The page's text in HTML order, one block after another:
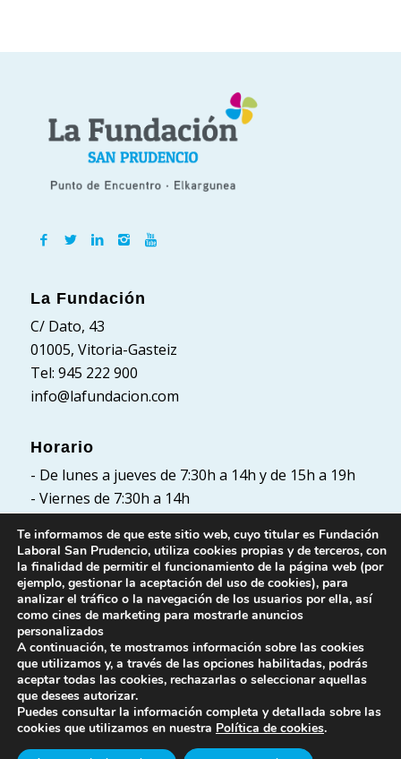
La Fundación
C/ Dato, 43
01005, Vitoria-Gasteiz
Tel: 945 222 900
info@lafundacion.com
Horario
- De lunes a jueves de 7:30h a 14h y de 15h a 19h
- Viernes de 7:30h a 14h
Políticas
Política de Privacidad
Política de cookies
Aviso Legal
Te informamos de que este sitio web, cuyo titular es Fundación
Laboral San Prudencio, utiliza cookies propias y de terceros, con
la finalidad de permitir el funcionamiento de la página web (por
ejemplo, gestionar la aceptación del uso de cookies), para
analizar el tráfico o la navegación de los usuarios por ella, así
como cines de marketing para mostrarle anuncios
personalizados
A continuación, te mostramos información sobre las cookies
que utilizamos y, a través de las opciones habilitadas, podrás
aceptar todas las cookies, rechazarlas o seleccionar aquellas
que desees autorizar.
Puedes consultar la información completa y detallada sobre las
cookies que utilizamos en nuestra Política de cookies.